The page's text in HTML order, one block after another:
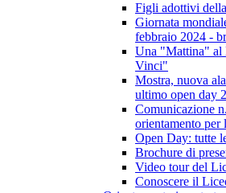
Figli adottivi
Giornata
febbraio 2024 -
Una "Mattina" al
Vinci"
Mostra, nuova
ultimo open day
Comunicazione
orientamento per
Open Day: tutte
Brochure di
Video tour del
Conoscere il